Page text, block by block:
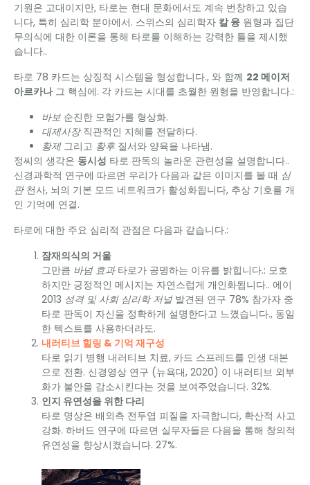
기원은 고대이지만, 타로는 현대 문화에서도 계속 번창하고 있습
니다, 특히 심리학 분야에서. 스위스의 심리학자 칼 융 원형과 집단
무의식에 대한 이론을 통해 타로를 이해하는 강력한 틀을 제시했
습니다..
타로 78 카드는 상징적 시스템을 형성합니다., 와 함께 22 메이저
아르카나그 핵심에. 각 카드는 시대를 초월한 원형을 반영합니다.:
바보 순진한 모험가를 형상화.
대제사장직관적인 지혜를 전달하다.
황제그리고 황후질서와 양육을 나타냄.
정씨의 생각은 동시성 타로 판독의 놀라운 관련성을 설명합니다..
신경과학적 연구에 따르면 우리가 다음과 같은 이미지를 볼 때 심
판천사, 뇌의 기본 모드 네트워크가 활성화됩니다, 추상 기호를 개
인 기억에 연결.
타로에 대한 주요 심리적 관점은 다음과 같습니다.:
잠재의식의 거울
그만큼 바넘 ​​효과타로가 공명하는 이유를 밝힙니다.: 모호
하지만 긍정적인 메시지는 자연스럽게 개인화됩니다.. 에이
2013 성격 및 사회 심리학 저널발견된 연구 78% 참가자 중
타로 판독이 자신을 정확하게 설명한다고 느꼈습니다., 동일
한 텍스트를 사용하더라도.
내러티브 힐링 & 기억 재구성
타로 읽기 병행 내러티브 치료, 카드 스프레드를 인생 대본
으로 전환. 신경영상 연구 (뉴욕대, 2020) 이 내러티브 외부
화가 불안을 ​​감소시킨다는 것을 보여주었습니다. 32%.
인지 유연성을 위한 다리
타로 명상은 배외측 전두엽 피질을 자극합니다, 확산적 사고
강화. 하버드 연구에 따르면 실무자들은 다음을 통해 창의적
유연성을 향상시켰습니다. 27%.